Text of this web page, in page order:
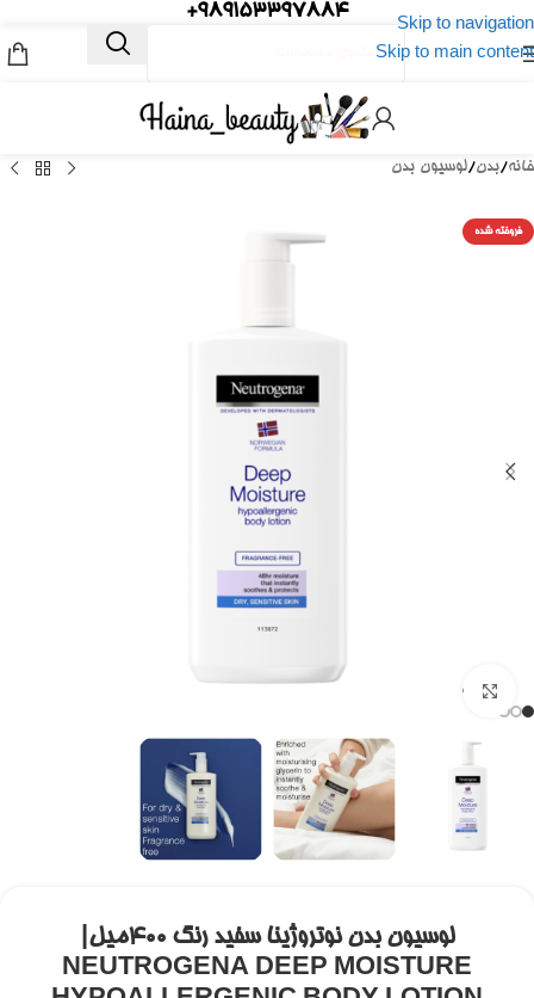
Skip to navigation
Skip to main content
989153397884+
خانه/بدن/لوسیون بدن
فروخته شده
برای بزرگنمایی کلیک کنید
لوسیون بدن نوتروژینا سفید رنگ ۴۰۰میل|
NEUTROGENA DEEP MOISTURE